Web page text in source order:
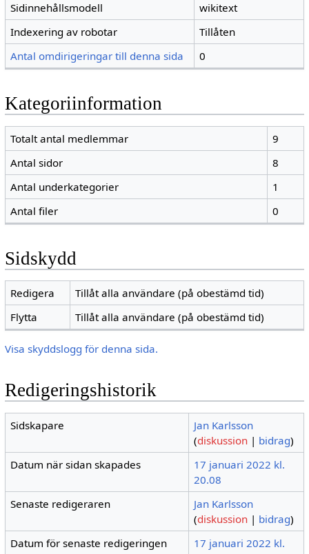
Sidinnehållsmodell
wikitext
Indexering av robotar
Tillåten
Antal omdirigeringar till denna sida
0
Kategoriinformation
Totalt antal medlemmar
9
Antal sidor
8
Antal underkategorier
1
Antal filer
0
Sidskydd
Redigera
Tillåt alla användare (på obestämd tid)
Flytta
Tillåt alla användare (på obestämd tid)
Visa skyddslogg för denna sida.
Redigeringshistorik
Sidskapare
Jan Karlsson
(diskussion | bidrag)
Datum när sidan skapades
17 januari 2022 kl.
20.08
Senaste redigeraren
Jan Karlsson
(diskussion | bidrag)
Datum för senaste redigeringen
17 januari 2022 kl.